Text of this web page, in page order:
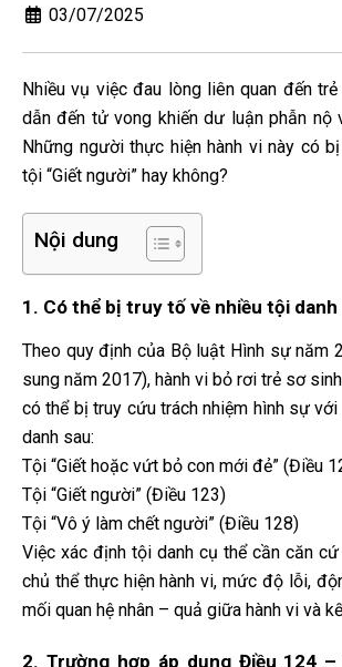
03/07/2025
Nhiều vụ việc đau lòng liên quan đến
dẫn đến tử vong khiến dư luận phẫn nộ
Những người thực hiện hành vi này có
tội “Giết người” hay không?
Nội dung
1. Có thể bị truy tố về nhiều tội danh
Theo quy định của Bộ luật Hình sự năm
sung năm 2017), hành vi bỏ rơi trẻ sơ
có thể bị truy cứu trách nhiệm hình sự
danh sau:
Tội “Giết hoặc vứt bỏ con mới đẻ” (Điều
Tội “Giết người” (Điều 123)
Tội “Vô ý làm chết người” (Điều 128)
Việc xác định tội danh cụ thể cần căn
chủ thể thực hiện hành vi, mức độ lỗi,
mối quan hệ nhân – quả giữa hành vi và
2. Trường hợp áp dụng Điều 124 –